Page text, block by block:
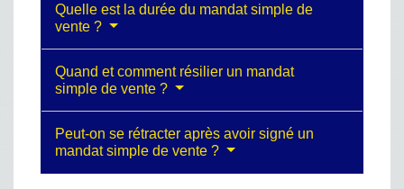
Quelle est la durée du mandat simple de
vente ?
Quand et comment résilier un mandat
simple de vente ?
Peut-on se rétracter après avoir signé un
mandat simple de vente ?